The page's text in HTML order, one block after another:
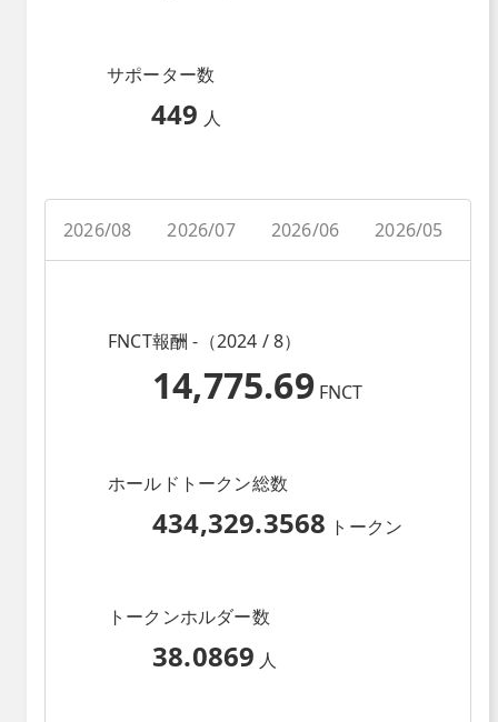
サポーター数
449 人
2026/08 2026/07 2026/06 2026/05
FNCT報酬 -（2024 / 8）
14,775.69 FNCT
ホールドトークン総数
434,329.3568 トークン
トークンホルダー数
38.0869 人